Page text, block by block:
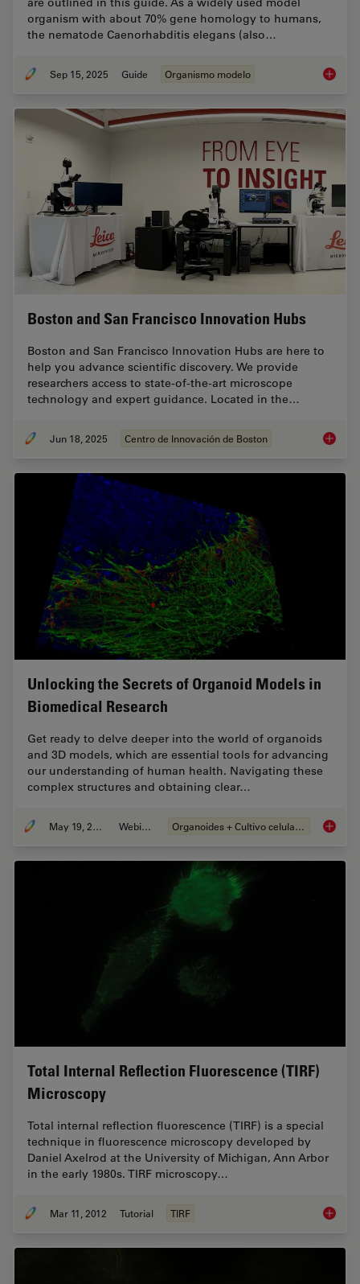
organism with about 70% gene homology to humans,
the nematode Caenorhabditis elegans (also…
Sep 15, 2025 Guide Organismo modelo A
Boston and San Francisco Innovation Hubs
Boston and San Francisco Innovation Hubs are here to
help you advance scientific discovery. We provide
researchers access to state-of-the-art microscope
technology and expert guidance. Located in the…
Jun 18, 2025 Centro de Innovación de Boston Boston
Unlocking the Secrets of Organoid Models in
Biomedical Research
Get ready to delve deeper into the world of organoids
and 3D models, which are essential tools for advancing
our understanding of human health. Navigating these
complex structures and obtaining clear…
May 19, 2025 Webinar Organoides + Cultivo celular 3D
Total Internal Reflection Fluorescence (TIRF)
Microscopy
Total internal reflection fluorescence (TIRF) is a special
technique in fluorescence microscopy developed by
Daniel Axelrod at the University of Michigan, Ann Arbor
in the early 1980s. TIRF microscopy…
Mar 11, 2012 Tutorial TIRF Total